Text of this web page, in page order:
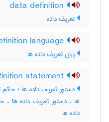
تعریف داده
زبان تعریف داده ها
دستور تعریف داده ها ؛
ها ، دستور تعریف داده ها ،
داده ها